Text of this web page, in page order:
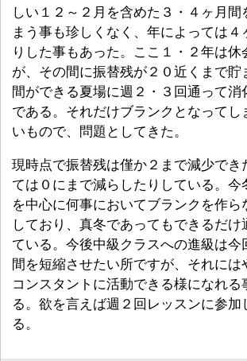
しい１２～２月を含めた３・４ヶ月間
まう事も珍しくなく、年によっては４
りした事もあった。ここ１・２年は休
が、その間に振替残が２０近くまで貯
間ができる夏場に週２・３回通って消
である。それだけブランクとなってし
いもので、問題としてきた。
現時点で振替残は僅か２まで減少でき
ては０にまで減らしたりしている。今
を中心に何事においてブランクを作ら
しており、真冬であってもできるだけ
ている。今後中級クラスへの進級は今
間を短縮させたい所ですが、それには
コンスタントに活動できる様になれる
る。欲を言えば週２回レッスンに参加
る。